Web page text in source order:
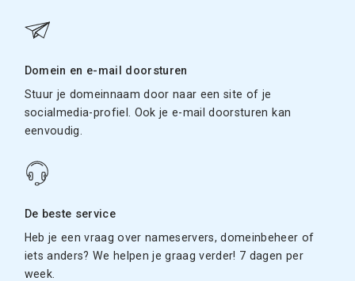
Domein en e-mail doorsturen
Stuur je domeinnaam door naar een site of je
socialmedia-profiel. Ook je e-mail doorsturen kan
eenvoudig.
De beste service
Heb je een vraag over nameservers, domeinbeheer of
iets anders? We helpen je graag verder! 7 dagen per
week.